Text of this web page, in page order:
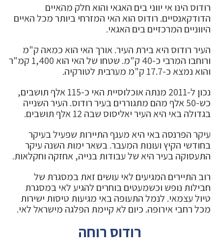
רודוס הינו אי יווני בים האגאי והוא חלק מהאיים
הדודקאנסיים. רודוס הוא האי המזרחי ביותר מכל האיים
היווניים המרכזיים בים האגאי.
העיר רודוס היא בירת העיר. אורך האי הוא כמאה ק"מ
ורוחבו המרבי כ-40 ק"מ. שטחו של האי הוא 1,400 קמ"ר
והוא נמצא כ-17.7 ק"מ מערבית לטורקיה.
נכון ל-2011 מנתה אוכלוסיית האי כ-115 אלף תושבים,
כש-50 אלף מהם מתגוררים בעיר רודוס. העיר השנייה
בגדולה באי היא העיר יאליסוס שבה 12 אלף תושבים.
עיקר הפרנסה באי היא מענף התיירות שפעיל בעיקר
בחודשי הקיץ ועונות המעבר. בשאר ימות השנה עיקר
התעסוקה בעיר היא של עבודות בנייה, אחזקה וחקלאות.
רוב התיירים המגיעים לאי עושים זאת במסגרת של
חבילות נופש וכשמעטים בוחרים להגיע לאי במסגרת
טיול עצמאי. לנמל התעופה באי מגיעות טיסות ישירות
מכל רחבי אירופה. כיום לא קיימת הפלגה מישראל לאי.
רודוס רוחה